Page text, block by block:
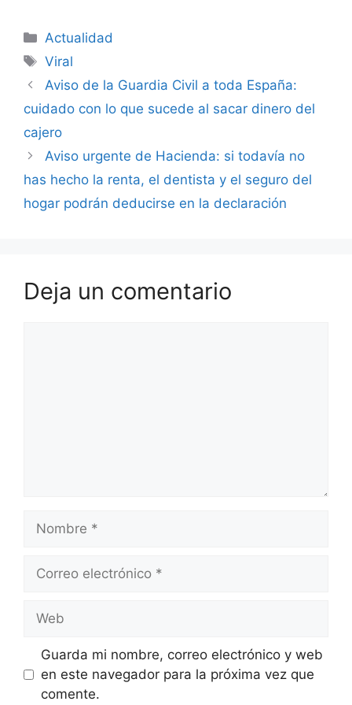
Categorías
Actualidad
Etiquetas
Viral
Aviso de la Guardia Civil a toda España:
cuidado con lo que sucede al sacar dinero del
cajero
Aviso urgente de Hacienda: si todavía no
has hecho la renta, el dentista y el seguro del
hogar podrán deducirse en la declaración
Deja un comentario
Nombre
Correo
Web
Guarda mi nombre, correo electrónico y web
en este navegador para la próxima vez que
comente.